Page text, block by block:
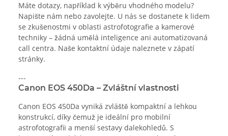
Máte dotazy, například k výběru vhodného modelu?
Napište nám nebo zavolejte. U nás se dostanete k lidem
se zkušenostmi v oblasti astrofotografie a kamerové
techniky – žádná umělá inteligence ani automatizovaná
call centra. Naše kontaktní údaje naleznete v zápatí
stránky.
---
Canon EOS 450Da – Zvláštní vlastnosti
Canon EOS 450Da vyniká zvláště kompaktní a lehkou
konstrukcí, díky čemuž je ideální pro mobilní
astrofotografii a menší sestavy dalekohledů. S